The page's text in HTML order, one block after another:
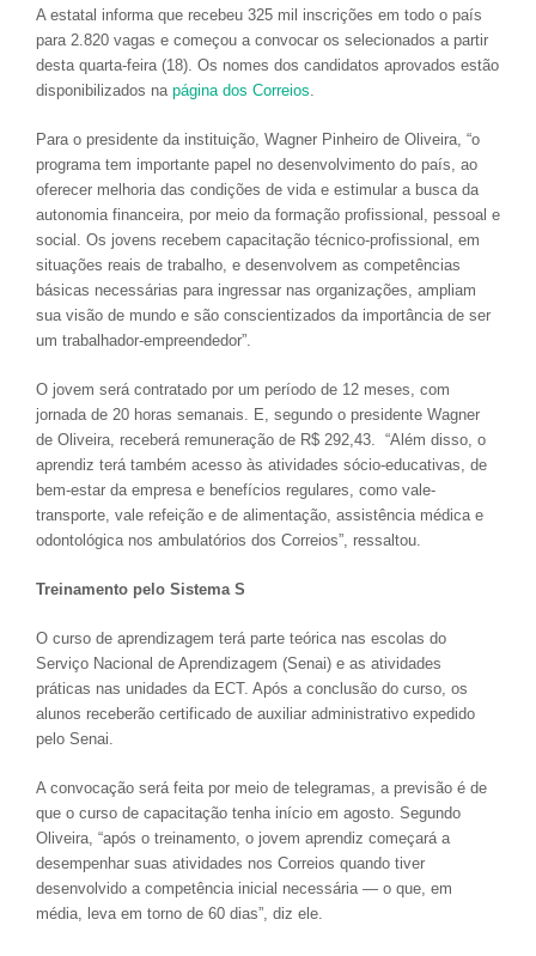
A estatal informa que recebeu 325 mil inscrições em todo o país
para 2.820 vagas e começou a convocar os selecionados a partir
desta quarta-feira (18). Os nomes dos candidatos aprovados estão
disponibilizados na página dos Correios.
Para o presidente da instituição, Wagner Pinheiro de Oliveira, “o
programa tem importante papel no desenvolvimento do país, ao
oferecer melhoria das condições de vida e estimular a busca da
autonomia financeira, por meio da formação profissional, pessoal e
social. Os jovens recebem capacitação técnico-profissional, em
situações reais de trabalho, e desenvolvem as competências
básicas necessárias para ingressar nas organizações, ampliam
sua visão de mundo e são conscientizados da importância de ser
um trabalhador-empreendedor”.
O jovem será contratado por um período de 12 meses, com
jornada de 20 horas semanais. E, segundo o presidente Wagner
de Oliveira, receberá remuneração de R$ 292,43. “Além disso, o
aprendiz terá também acesso às atividades sócio-educativas, de
bem-estar da empresa e benefícios regulares, como vale-
transporte, vale refeição e de alimentação, assistência médica e
odontológica nos ambulatórios dos Correios”, ressaltou.
Treinamento pelo Sistema S
O curso de aprendizagem terá parte teórica nas escolas do
Serviço Nacional de Aprendizagem (Senai) e as atividades
práticas nas unidades da ECT. Após a conclusão do curso, os
alunos receberão certificado de auxiliar administrativo expedido
pelo Senai.
A convocação será feita por meio de telegramas, a previsão é de
que o curso de capacitação tenha início em agosto. Segundo
Oliveira, “após o treinamento, o jovem aprendiz começará a
desempenhar suas atividades nos Correios quando tiver
desenvolvido a competência inicial necessária — o que, em
média, leva em torno de 60 dias”, diz ele.